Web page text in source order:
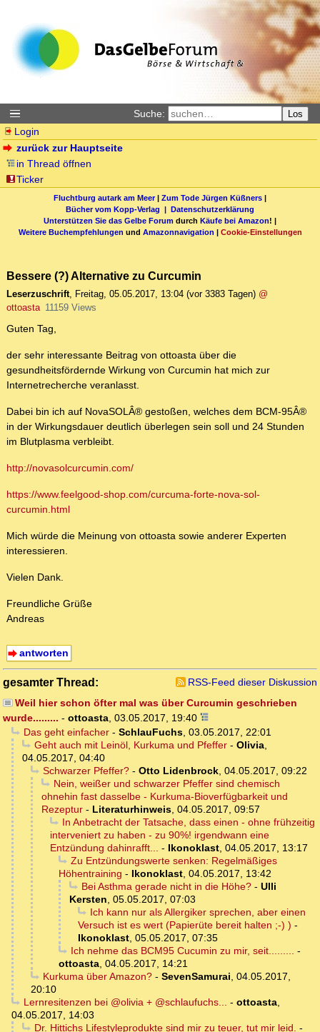
Suche: Los
Login
zurück zur Hauptseite
in Thread öffnen
Ticker
Fluchtburg autark am Meer| Zum Tode Jürgen Küßners |
Bücher vom Kopp-Verlag | Datenschutzerklärung
Unterstützen Sie das Gelbe Forum durch Käufe bei Amazon! |
Weitere Buchempfehlungen und Amazonnavigation | Cookie-Einstellungen
Bessere (?) Alternative zu Curcumin
Leserzuschrift, Freitag, 05.05.2017, 13:04 (vor 3383 Tagen) @
ottoasta 11159 Views
Guten Tag,
der sehr interessante Beitrag von ottoasta über die
gesundheitsfördernde Wirkung von Curcumin hat mich zur
Internetrecherche veranlasst.
Dabei bin ich auf NovaSOLÂ® gestoßen, welches dem BCM-95Â®
in der Wirkungsdauer deutlich überlegen sein soll und 24 Stunden
im Blutplasma verbleibt.
http://novasolcurcumin.com/
https://www.feelgood-shop.com/curcuma-forte-nova-sol-
curcumin.html
Mich würde die Meinung von ottoasta sowie anderer Experten
interessieren.
Vielen Dank.
Freundliche Grüße
Andreas
antworten
gesamter Thread:
RSS-Feed dieser Diskussion
Weil hier schon öfter mal was über Curcumin geschrieben
wurde......... - ottoasta, 03.05.2017, 19:40
Das geht einfacher- SchlauFuchs, 03.05.2017, 22:01
Geht auch mit Leinöl, Kurkuma und Pfeffer- Olivia,
04.05.2017, 04:40
Schwarzer Pfeffer?- Otto Lidenbrock, 04.05.2017, 09:22
Nein, weißer und schwarzer Pfeffer sind chemisch
ohnehin fast dasselbe - Kurkuma-Bioverfügbarkeit und
Rezeptur - Literaturhinweis, 04.05.2017, 09:57
In Anbetracht der Tatsache, dass einen - ohne frühzeitig
interveniert zu haben - zu 90%! irgendwann eine
Entzündung dahinrafft... - Ikonoklast, 04.05.2017, 13:17
Zu Entzündungswerte senken: Regelmäßiges
Höhentraining - Ikonoklast, 04.05.2017, 13:42
Bei Asthma gerade nicht in die Höhe?- Ulli
Kersten, 05.05.2017, 07:03
Ich kann nur als Allergiker sprechen, aber einen
Versuch ist es wert (Papierüte bereit halten ;-) ) -
Ikonoklast, 05.05.2017, 07:35
Ich nehme das BCM95 Cucumin zu mir, seit......... -
ottoasta, 04.05.2017, 14:21
Kurkuma über Amazon?- SevenSamurai, 04.05.2017,
20:10
Lernresitenzen bei @olivia + @schlaufuchs... - ottoasta,
04.05.2017, 14:03
Dr. Hittichs Lifestyleprodukte sind mir zu teuer, tut mir leid. -